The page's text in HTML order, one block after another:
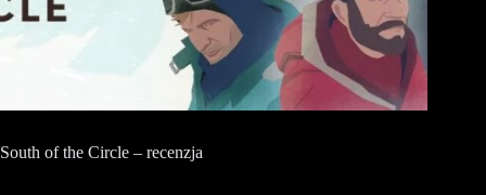
South of the Circle – recenzja